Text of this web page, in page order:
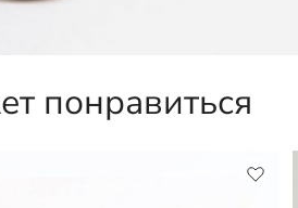
понравиться